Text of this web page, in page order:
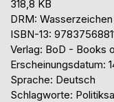
318,8 KB
DRM: Wasserzeichen
ISBN-13:
Verlag: BoD - Books
Erscheinungsdatum:
Sprache: Deutsch
Schlagworte: